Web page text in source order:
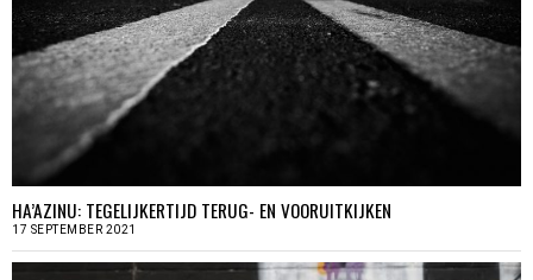
HA’AZINU: TEGELIJKERTIJD TERUG- EN VOORUITKIJKEN
17 SEPTEMBER 2021